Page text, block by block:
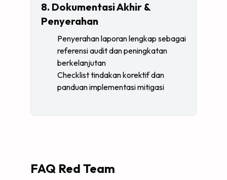
8. Dokumentasi Akhir &
Penyerahan
Penyerahan laporan lengkap sebagai
referensi audit dan peningkatan
berkelanjutan
Checklist tindakan korektif dan
panduan implementasi mitigasi
FAQ Red Team